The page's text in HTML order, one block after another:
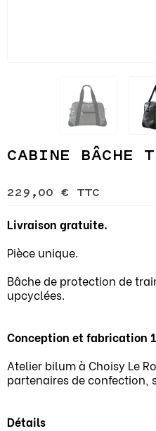
CABINE BÂCHE
229,00 € TTC
Livraison gratuite.
Pièce unique.
Bâche de protection de
upcyclées.
Conception et fabrication
Atelier bilum à Choisy Le
partenaires de confection,
Détails